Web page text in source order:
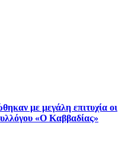
με μεγάλη επιτυχία οι
«Ο Καββαδίας»